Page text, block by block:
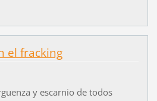
el fracking
y escarnio de todos